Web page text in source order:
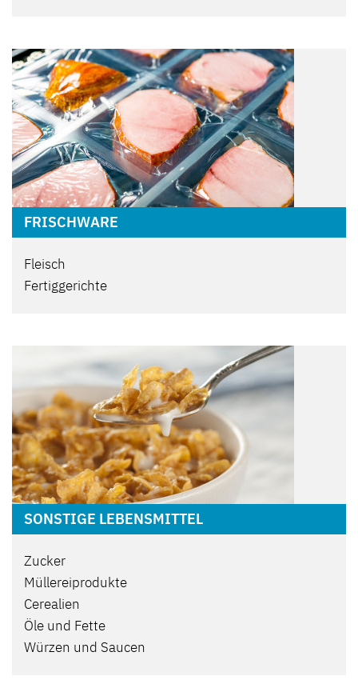
FRISCHWARE
Fleisch
Fertiggerichte
SONSTIGE LEBENSMITTEL
Zucker
Müllereiprodukte
Cerealien
Öle und Fette
Würzen und Saucen